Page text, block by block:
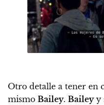
Otro detalle a tener en
mismo Bailey. Baileyy